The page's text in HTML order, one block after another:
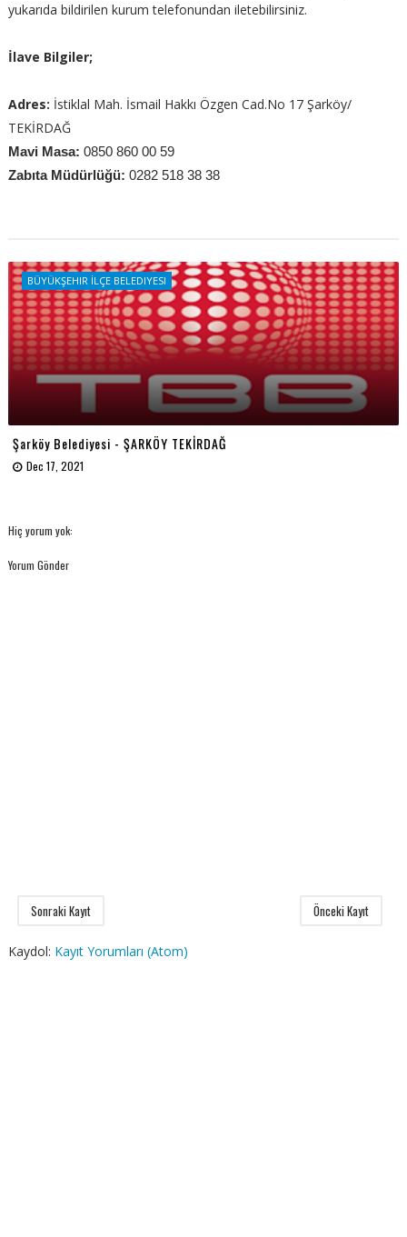
yukarıda bildirilen kurum telefonundan iletebilirsiniz.
İlave Bilgiler;
Adres: İstiklal Mah. İsmail Hakkı Özgen Cad.No 17 Şarköy/
TEKİRDAĞ
Mavi Masa: 0850 860 00 59
Zabıta Müdürlüğü: 0282 518 38 38
BÜYÜKŞEHIR İLÇE BELEDIYESI
Şarköy Belediyesi - ŞARKÖY TEKİRDAĞ
Dec 17, 2021
Hiç yorum yok:
Yorum Gönder
Sonraki Kayıt Önceki Kayıt
Kaydol: Kayıt Yorumları (Atom)